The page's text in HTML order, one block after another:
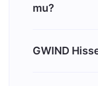
mu?
GWIND